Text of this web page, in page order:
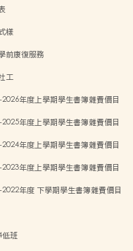
樣
前康復服務
工
年度上學期學生書簿雜費價目
年度上學期學生書簿雜費價目
年度上學期學生書簿雜費價目
年度上學期學生書簿雜費價目
年度 下學期學生書簿雜費價目
低班